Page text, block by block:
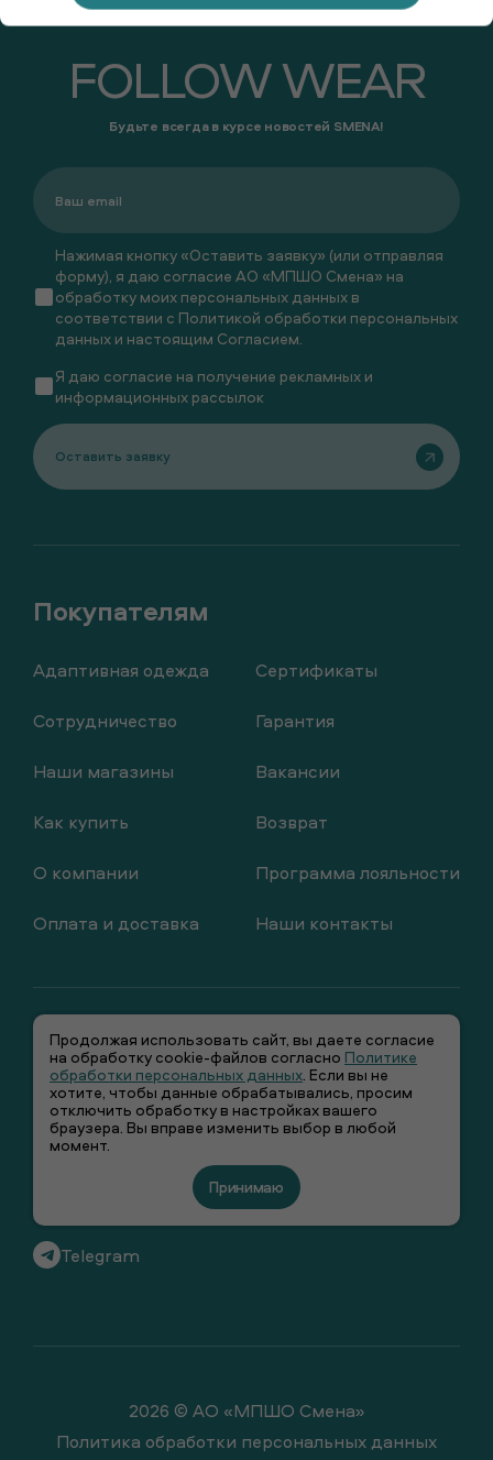
Адаптивная одежда
Сотрудничество
Наши магазины
Как купить
О компании
Оплата и доставка
Сертификаты
Гарантия
Вакансии
Возврат
Программа лояльности
Наши контакты
+7 (495) 66-00-106
info@smenawear.ru
Telegram
FOLLOW WEAR
Будьте всегда в курсе новостей SMENA!
Нажимая кнопку «Оставить заявку» (или отправляя
форму), я даю согласие АО «МПШО Смена» на
обработку моих персональных данных в
соответствии с Политикой обработки персональных
данных и настоящим Согласием.
Я даю согласие на получение рекламных и
информационных рассылок
Оставить заявку
2026 © АО «МПШО Смена»
Политика обработки персональных данных
Продолжая использовать сайт, вы даете согласие
на обработку cookie-файлов согласно Политике
обработки персональных данных. Если вы не
хотите, чтобы данные обрабатывались, просим
отключить обработку в настройках вашего
браузера. Вы вправе изменить выбор в любой
момент.
Принимаю